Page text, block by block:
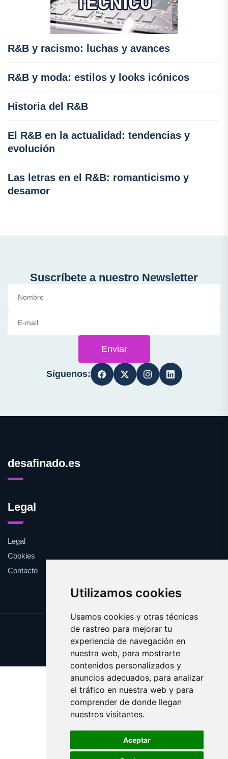
Utilizamos cookies
Usamos cookies y otras técnicas
de rastreo para mejorar tu
experiencia de navegación en
nuestra web, para mostrarte
contenidos personalizados y
anuncios adecuados, para analizar
el tráfico en nuestra web y para
comprender de donde llegan
nuestros visitantes.
Aceptar
R&B y racismo: luchas y avances
R&B y moda: estilos y looks icónicos
Historia del R&B
El R&B en la actualidad: tendencias y
evolución
Las letras en el R&B: romanticismo y
desamor
Suscríbete a nuestro Newsletter
Enviar
Síguenos:
desafinado.es
Legal
Legal
Cookies
Contacto
Update cookies preferences
Copyright © 2025 desafinado.es